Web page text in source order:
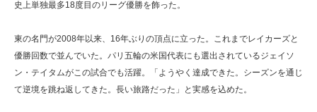
史上単独最多18度目のリーグ優勝を飾った。
東の名門が2008年以来、16年ぶりの頂点に立った。これまでレイカーズと
優勝回数で並んでいた。パリ五輪の米国代表にも選出されているジェイソ
ン・テイタムがこの試合でも活躍。「ようやく達成できた。シーズンを通じ
て逆境を跳ね返してきた。長い旅路だった」と実感を込めた。